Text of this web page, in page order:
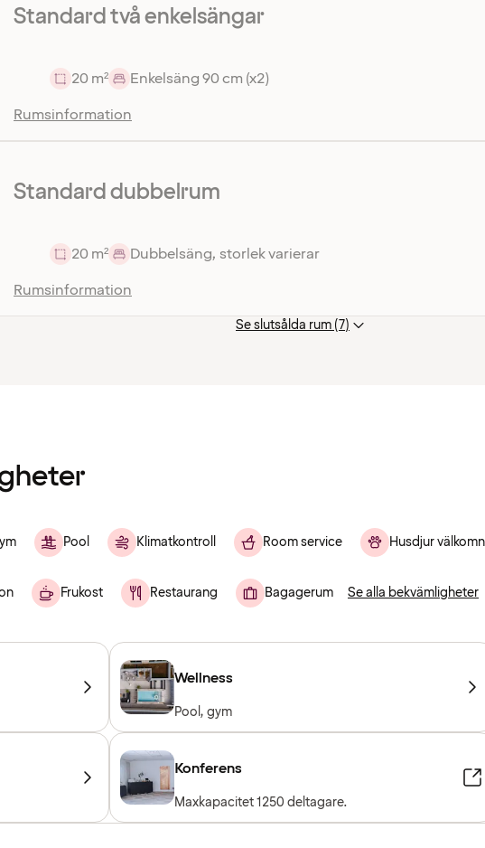
Standard två enkelsängar
20 m²
Enkelsäng 90 cm (x2)
Rumsinformation
Standard dubbelrum
20 m²
Dubbelsäng, storlek varierar
Rumsinformation
Se slutsålda rum (7)
Pool Klimatkontroll Room service Husdjur
Frukost Restaurang Bagagerum Se alla bekvämligheter
Wellness
Pool, gym
Konferens
Maxkapacitet 1250 deltagare.